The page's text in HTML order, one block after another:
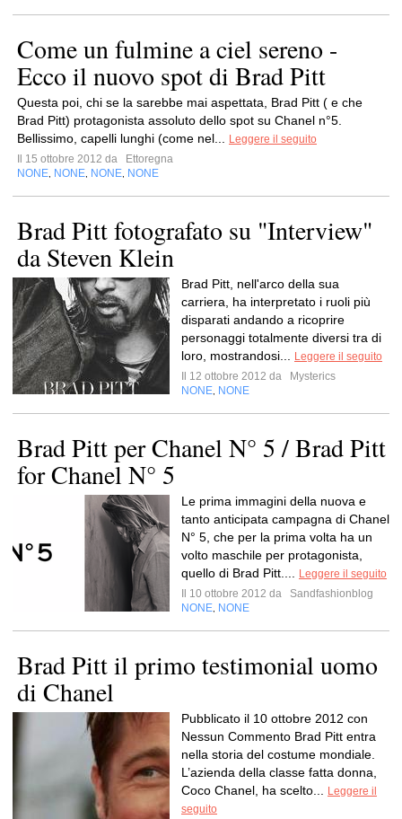
Come un fulmine a ciel sereno -
Ecco il nuovo spot di Brad Pitt
Questa poi, chi se la sarebbe mai aspettata, Brad Pitt ( e che
Brad Pitt) protagonista assoluto dello spot su Chanel n°5.
Bellissimo, capelli lunghi (come nel...
Leggere il seguito
Il 15 ottobre 2012 da
Ettoregna
NONE NONE NONE NONE
Brad Pitt fotografato su "Interview"
da Steven Klein
Brad Pitt, nell'arco della sua
carriera, ha interpretato i ruoli più
disparati andando a ricoprire
personaggi totalmente diversi tra di
loro, mostrandosi...
Leggere il seguito
Il 12 ottobre 2012 da
Mysterics
NONE NONE
Brad Pitt per Chanel N° 5 / Brad Pitt
for Chanel N° 5
Le prima immagini della nuova e
tanto anticipata campagna di Chanel
N° 5, che per la prima volta ha un
volto maschile per protagonista,
quello di Brad Pitt....
Leggere il seguito
Il 10 ottobre 2012 da
Sandfashionblog
NONE NONE
Brad Pitt il primo testimonial uomo
di Chanel
Pubblicato il 10 ottobre 2012 con
Nessun Commento Brad Pitt entra
nella storia del costume mondiale.
L’azienda della classe fatta donna,
Coco Chanel, ha scelto...
Leggere il
seguito